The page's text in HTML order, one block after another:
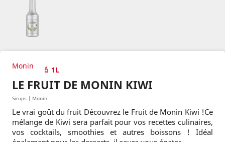
Monin 1L
LE FRUIT DE MONIN KIWI
Sirops | Monin
Le vrai goût du fruit Découvrez le Fruit de Monin Kiwi !Ce
mélange de Kiwi sera parfait pour vos recettes culinaires,
vos cocktails, smoothies et autres boissons ! Idéal